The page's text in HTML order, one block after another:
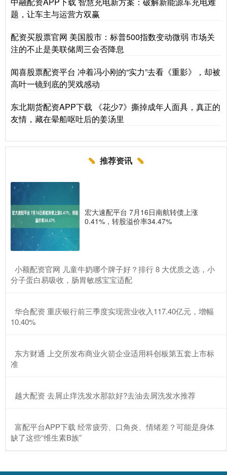
题，让车主与运营方双赢
配资买股票官网 美国股市：标普500指数变动微弱 市场关
注的不止是美联储周三会否降息
闻喜股票配资平台 冲着冯小刚的“实力”去看《重影》，却被
高叶一镜到底的哭戏感动
东北期货配资APP下载 《花少7》撕掉成年人面具，真正的
友情，藏在晕船呕吐后的姜汤里
推荐资讯
宏大速配平台 7月16日南航转债上涨
0.41%，转股溢价率34.47%
​小额配资官网 儿童牛奶哪个牌子好？排行 8 大优质之选，小
分子蛋白易吸收，肠胃敏感宝宝适配
​华合配资 重庆银行前三季度实现营业收入117.40亿元，增幅
10.40%
​东方财通 上交所发布商业火箭企业适用科创板第五套上市标
准
​越大配资 去屑止痒洗发水那款好?去油去屑洗发水推荐
​富配平台APP下载 经常疲劳、口角炎、情绪差？可能是身体
缺了这些“维生素B族”